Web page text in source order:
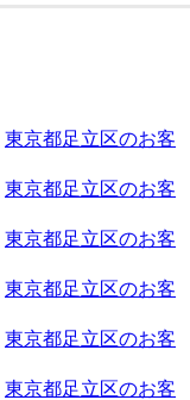
東京都足立区のお客
東京都足立区のお客
東京都足立区のお客
東京都足立区のお客
東京都足立区のお客
東京都足立区のお客